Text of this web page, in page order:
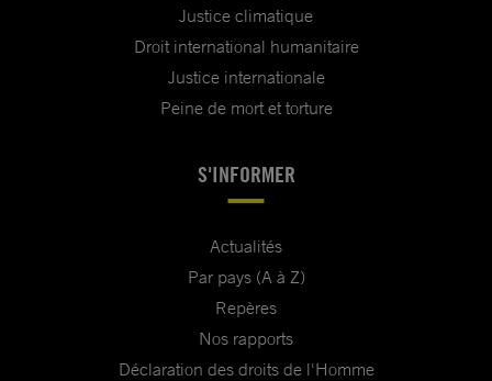
Justice climatique
Droit international humanitaire
Justice internationale
Peine de mort et torture
S'INFORMER
Actualités
Par pays (A à Z)
Repères
Nos rapports
Déclaration des droits de l'Homme